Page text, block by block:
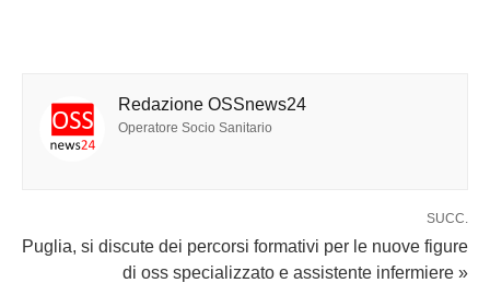
Redazione OSSnews24
Operatore Socio Sanitario
SUCC.
Puglia, si discute dei percorsi formativi per le nuove figure
di oss specializzato e assistente infermiere »